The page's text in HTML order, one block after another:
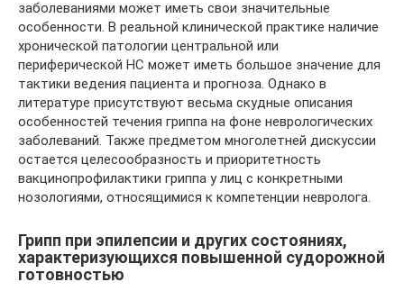
заболеваниями может иметь свои значительные
особенности. В реальной клинической практике наличие
хронической патологии центральной или
периферической НС может иметь большое значение для
тактики ведения пациента и прогноза. Однако в
литературе присутствуют весьма скудные описания
особенностей течения гриппа на фоне неврологических
заболеваний. Также предметом многолетней дискуссии
остается целесообразность и приоритетность
вакцинопрофилактики гриппа у лиц с конкретными
нозологиями, относящимися к компетенции невролога.
Грипп при эпилепсии и других состояниях,
характеризующихся повышенной судорожной
готовностью